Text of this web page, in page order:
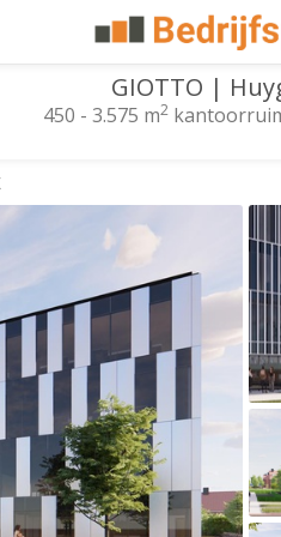
GIOTTO |
450 - 3.575 m2